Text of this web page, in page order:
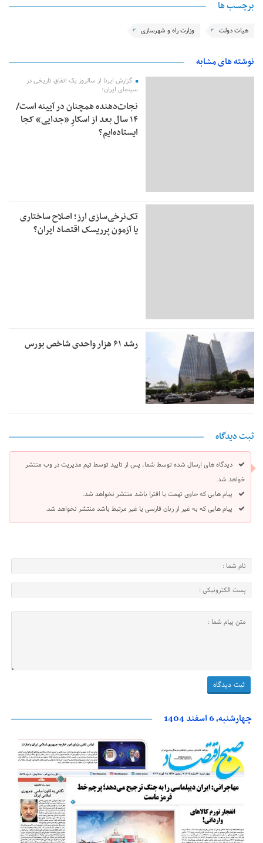
برچسب ها
هیات دولت وزارت راه و شهرسازی
نوشته های مشابه
گزارش ایرنا از سالروز یک اتفاق تاریخی در
سینمای ایران؛
نجات‌دهنده‌ همچنان در آیینه است/
۱۴ سال بعد از اسکارِ «جدایی» کجا
ایستاده‌ایم؟
تک‌نرخی‌سازی ارز؛ اصلاح ساختاری
یا آزمون پرریسک اقتصاد ایران؟
رشد ۶۱ هزار واحدی شاخص بورس
ثبت دیدگاه
دیدگاه های ارسال شده توسط شما، پس از تایید توسط تیم مدیریت در وب منتشر
خواهد شد.
پیام هایی که حاوی تهمت یا افترا باشد منتشر نخواهد شد.
پیام هایی که به غیر از زبان فارسی یا غیر مرتبط باشد منتشر نخواهد شد.
چهارشنبه، 6 اسفند 1404